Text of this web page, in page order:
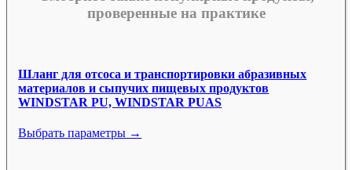
проверенные на практике
Шланг для отсоса и транспортировки абразивных
материалов и сыпучих пищевых продуктов
WINDSTAR PU, WINDSTAR PUAS
Выбрать параметры →